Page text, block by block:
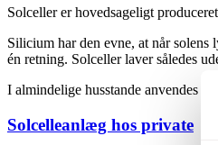
Solceller er hovedsageligt
Silicium har den evne, at når solens
én retning. Solceller laver således
I almindelige husstande anvendes
Solcelleanlæg hos private